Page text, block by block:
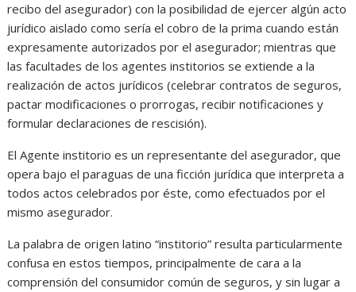
recibo del asegurador) con la posibilidad de ejercer algún acto
jurídico aislado como sería el cobro de la prima cuando están
expresamente autorizados por el asegurador; mientras que
las facultades de los agentes institorios se extiende a la
realización de actos jurídicos (celebrar contratos de seguros,
pactar modificaciones o prorrogas, recibir notificaciones y
formular declaraciones de rescisión).
El Agente institorio es un representante del asegurador, que
opera bajo el paraguas de una ficción jurídica que interpreta a
todos actos celebrados por éste, como efectuados por el
mismo asegurador.
La palabra de origen latino “institorio” resulta particularmente
confusa en estos tiempos, principalmente de cara a la
comprensión del consumidor común de seguros, y sin lugar a